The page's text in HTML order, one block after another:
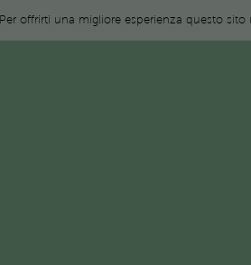
Per offrirti una migliore esperienza questo